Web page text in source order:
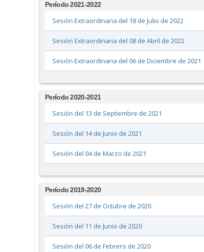
Período 2021-2022
Sesión Extraordinaria del 18 de Julio de 2022
Sesión Extraordinaria del 08 de Abril de 2022
Sesión Extraordinaria del 06 de Diciembre de 2021
Período 2020-2021
Sesión del 13 de Septiembre de 2021
Sesión del 14 de Junio de 2021
Sesión del 04 de Marzo de 2021
Período 2019-2020
Sesión del 27 de Octubre de 2020
Sesión del 11 de Junio de 2020
Sesión del 06 de Febrero de 2020